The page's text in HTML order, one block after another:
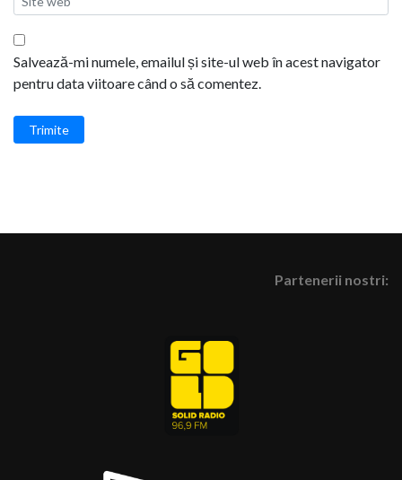
Salvează-mi numele, emailul și site-ul web în acest navigator
pentru data viitoare când o să comentez.
Trimite
Partenerii nostri: